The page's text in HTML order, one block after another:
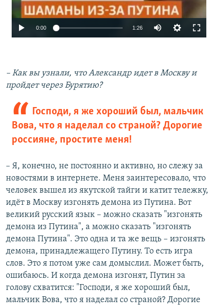
0:00 1:26
– Как вы узнали, что Александр идет в Москву и
пройдет через Бурятию?
Господи, я же хороший был, мальчик
Вова, что я наделал со страной? Дорогие
россияне, простите меня!
– Я, конечно, не постоянно и активно, но слежу за
новостями в интернете. Меня заинтересовало, что
человек вышел из якутской тайги и катит тележку,
идёт в Москву изгонять демона из Путина. Вот
великий русский язык – можно сказать "изгонять
демона из Путина", а можно сказать "изгонять
демона Путина". Это одна и та же вещь – изгонять
демона, принадлежащего Путину. То есть игра
слов. Это я потом уже сам домыслил. Может быть,
ошибаюсь. И когда демона изгонят, Путин за
голову схватится: "Господи, я же хороший был,
мальчик Вова, что я наделал со страной? Дорогие